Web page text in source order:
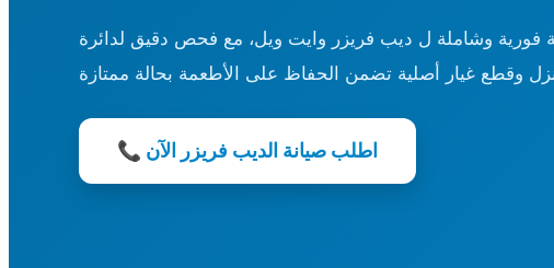
فورية وشاملة ل ديب فريزر وايت ويل، مع فحص دقيق لدائرة
📞 اطلب صيانة الديب فريزر الآن